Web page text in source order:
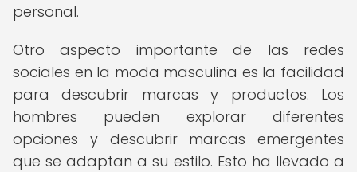
personal.
Otro aspecto importante de las redes
sociales en la moda masculina es la facilidad
para descubrir marcas y productos. Los
hombres pueden explorar diferentes
opciones y descubrir marcas emergentes
que se adaptan a su estilo. Esto ha llevado a